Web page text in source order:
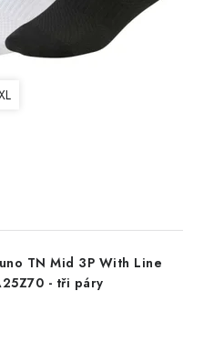
TN Mid 3P With Line
- tři páry